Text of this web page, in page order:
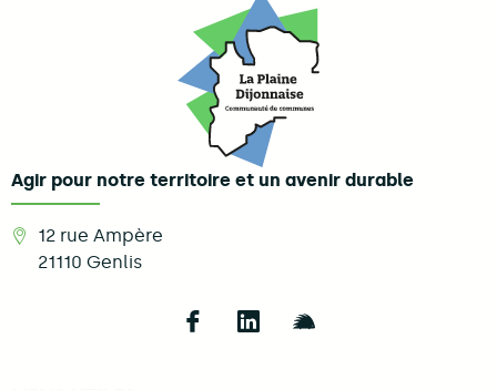
Agir pour notre territoire et un avenir durable
12 rue Ampère
21110 Genlis
Follow us on Facebook
Follow us on LinkedIn
Follow us on